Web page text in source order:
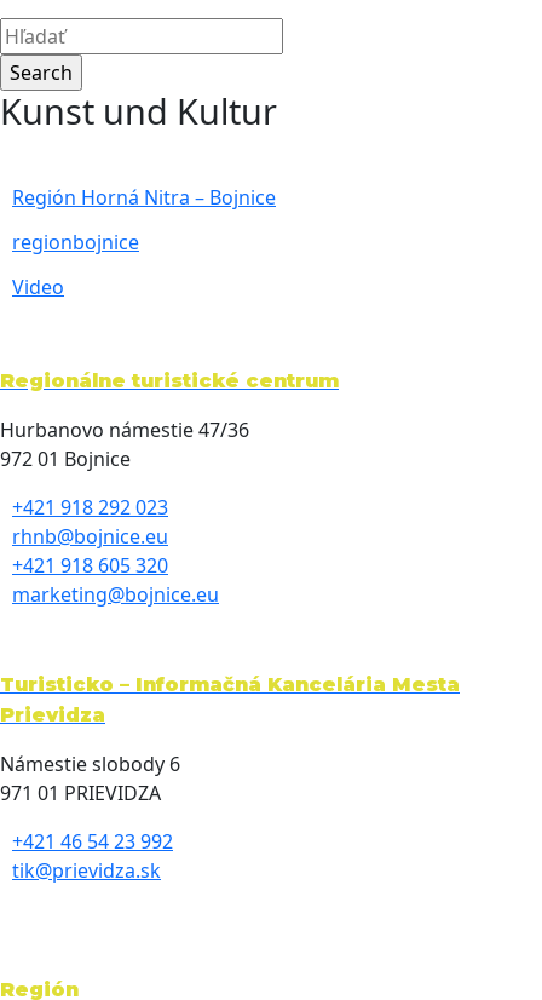
Kunst und Kultur
Región Horná Nitra – Bojnice
regionbojnice
Video
Regionálne turistické centrum
Hurbanovo námestie 47/36
972 01 Bojnice
+421 918 292 023
rhnb@bojnice.eu
+421 918 605 320
marketing@bojnice.eu
Turisticko – Informačná Kancelária Mesta
Prievidza
Námestie slobody 6
971 01 PRIEVIDZA
+421 46 54 23 992
tik@prievidza.sk
Región